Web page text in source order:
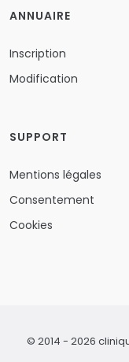
ANNUAIRE
Inscription
Modification
SUPPORT
Mentions légales
Consentement
Cookies
© 2014 - 2026